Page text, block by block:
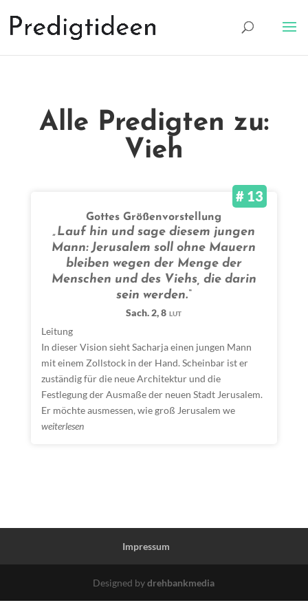
Alle Predigten zu:
Vieh
# 13
Gottes Größenvorstellung
„Lauf hin und sage diesem jungen
Mann: Jerusalem soll ohne Mauern
bleiben wegen der Menge der
Menschen und des Viehs, die darin
sein werden.“
Sach. 2, 8 LUT
Leitung
In dieser Vision sieht Sacharja einen jungen Mann
mit einem Zollstock in der Hand. Scheinbar ist er
zuständig für die neue Architektur und die
Festlegung der Ausmaße der neuen Stadt Jerusalem.
Er möchte ausmessen, wie groß Jerusalem we
weiterlesen
Impressum
Designed bydrehbankmedia